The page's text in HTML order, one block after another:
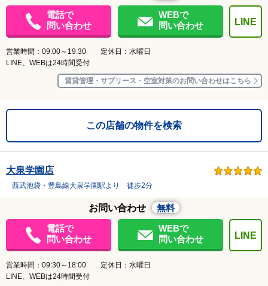
電話で
問い合わせ
WEBで
問い合わせ
LINE
営業時間：09:00～19:30 定休日：水曜日
LINE、WEBは24時間受付
賃貸管理・サブリース・空室対策のお問い合わせはこちら
この店舗の物件を検索
大泉学園店
西武池袋・豊島線大泉学園駅より 徒歩2分
お問い合わせ
無料
電話で
問い合わせ
WEBで
問い合わせ
LINE
営業時間：09:30～18:00 定休日：水曜日
LINE、WEBは24時間受付